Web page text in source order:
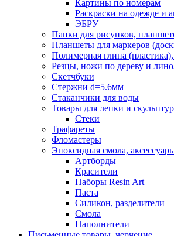
Картины по номерам
Раскраски на одежде и
ЭБРУ
Папки для рисунков,
Планшеты для маркеров
Полимерная глина
Резцы, ножи по дереву и
Скетчбуки
Стержни d=5.6мм
Стаканчики для воды
Товары для лепки и
Стеки
Трафареты
Фломастеры
Эпоксидная смола,
Артборды
Красители
Наборы Resin Art
Паста
Силикон, разделители
Смола
Наполнители